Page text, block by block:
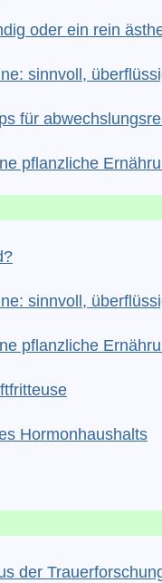
oder ein rein
sinnvoll,
für
pflanzliche
sinnvoll,
pflanzliche
Hormonhaushalts
der